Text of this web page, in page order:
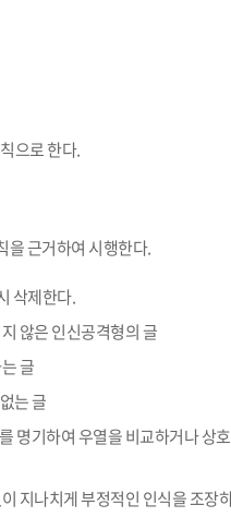
으로 한다.
을 근거하여 시행한다.
삭제한다.
않은 인신공격형의 글
글
는 글
명기하여 우열을 비교하거나 상호
지나치게 부정적인 인식을 조장